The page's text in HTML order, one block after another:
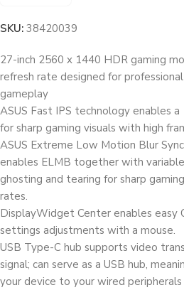
SKU: 38420039
27-inch 2560 x 1440 HDR gaming
refresh rate designed for
gameplay
ASUS Fast IPS technology enables
for sharp gaming visuals with high
ASUS Extreme Low Motion Blur
enables ELMB together with
ghosting and tearing for sharp
rates.
DisplayWidget Center enables easy
settings adjustments with a mouse.
USB Type-C hub supports video
signal; can serve as a USB hub,
your device to your wired